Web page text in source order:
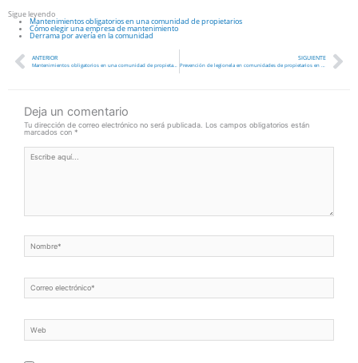
Sigue leyendo
Mantenimientos obligatorios en una comunidad de propietarios
Cómo elegir una empresa de mantenimiento
Derrama por avería en la comunidad
AntANTERIOR
Mantenimientos obligatorios en una comunidad de propietarios en Madrid
SIGUIENTE
Prevención de legionela en comunidades de propietarios en Madrid
Deja un comentario
Tu dirección de correo electrónico no será publicada. Los campos obligatorios están
marcados con *
Escribe
aquí...
Nombre*
Correo
electrónico*
Web